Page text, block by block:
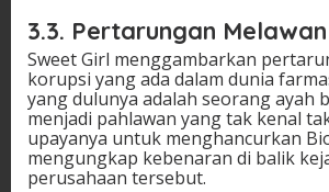
3.3. Pertarungan
Sweet Girl menggambarkan
korupsi yang ada dalam dunia
yang dulunya adalah seorang ayah
menjadi pahlawan yang tak kenal
upayanya untuk menghancurkan
mengungkap kebenaran di balik
perusahaan tersebut.